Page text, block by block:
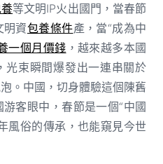
等文明IP火出國門，當春節
明資包養條件產，當“成為中
一個月價錢 ，越來越多本國
光束瞬間爆發出一連串關於
。中國，切身體驗這個陳舊
客眼中，春節是一個“中國
風俗的傳承，也能窺見今世